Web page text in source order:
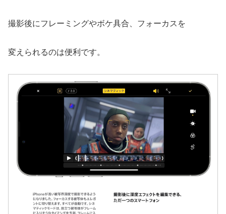
撮影後にフレーミングやボケ具合、フォーカスを
変えられるのは便利です。